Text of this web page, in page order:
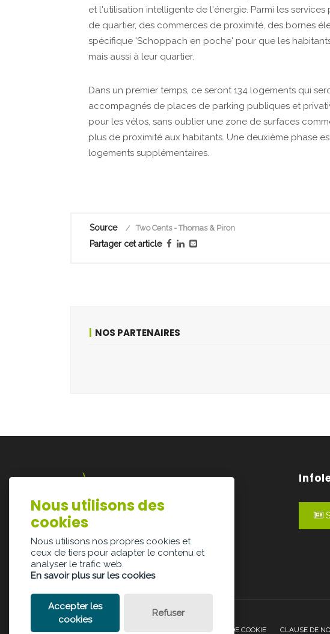
et l'utilisation intelligente de l'énergie. Parmi les
de quartier, des commerces de proximité, des bornes
spécifique 'Schoppach en poche' pour que les
mais aussi à leur quartier.
Dans un premier temps, ce seront 134 logements qui
accompagnés de places de parking publiques et
pour les vélos, sans oublier une zone de surfaces
plus de proximité aux habitants. Une deuxième phase
logements supplémentaires.
Source Two Cents - Thomas & Piron
Partager cet article
NOS PARTENAIRES
Lazarijstraat 168
3500 Hasselt
POLITIQUE DE CONFIDENTIALITÉ POLITIQUE DE COOKIE CLAUSE DE
Nous utilisons des
cookies
Nous utilisons nos propres cookies et
ceux de tiers pour adapter le contenu et
analyser le trafic web.
En savoir plus sur les cookies
Accepter les
cookies
Refuser